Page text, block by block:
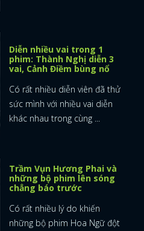
Diễn nhiều vai trong 1
phim: Thành Nghị diễn 3
vai, Cảnh Điềm bùng nổ
Có rất nhiều diễn viên đã thử
sức mình với nhiều vai diễn
khác nhau trong cùng ...
Trầm Vụn Hương Phai và
những bộ phim lên sóng
chẳng báo trước
Có rất nhiều lý do khiến
những bộ phim Hoa Ngữ đột